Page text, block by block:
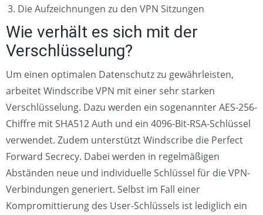
Die Aufzeichnungen zu den VPN Sitzungen
Wie verhält es sich mit der
Verschlüsselung?
Um einen optimalen Datenschutz zu gewährleisten,
arbeitet Windscribe VPN mit einer sehr starken
Verschlüsselung. Dazu werden ein sogenannter AES-256-
Chiffre mit SHA512 Auth und ein 4096-Bit-RSA-Schlüssel
verwendet. Zudem unterstützt Windscribe die Perfect
Forward Secrecy. Dabei werden in regelmäßigen
Abständen neue und individuelle Schlüssel für die VPN-
Verbindungen generiert. Selbst im Fall einer
Kompromittierung des User-Schlüssels ist lediglich ein